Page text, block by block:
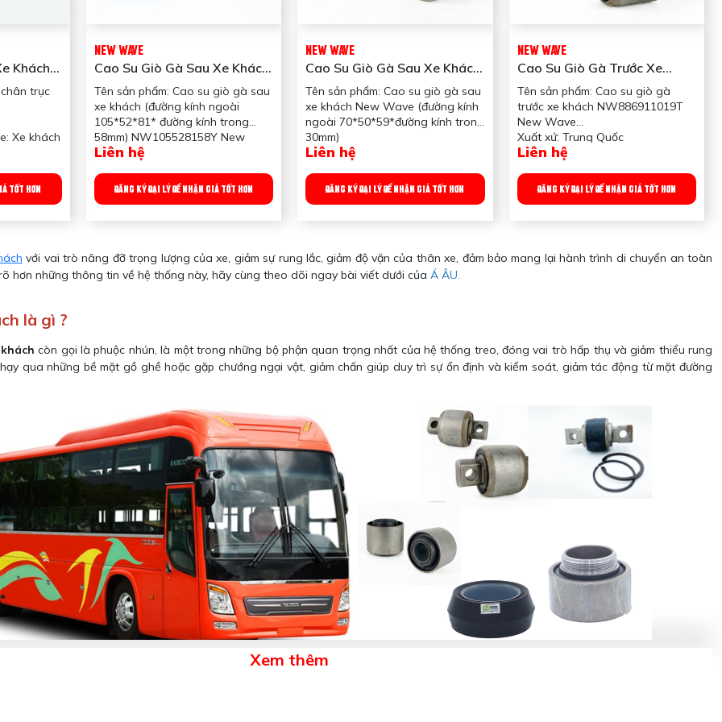
Khách
trục
Xe khách
TỐT HƠN
NEW WAVE
Cao Su Giò Gà Sau Xe Khách
(đường Kính Ngoài
105*52*81* Đường Kính
Trong 58mm)
NW105528158Y New Wave
Tên sản phẩm: Cao su giò gà sau
xe khách (đường kính ngoài
105*52*81* đường kính trong
58mm) NW105528158Y New
Wave
Ứng dụng: Dùng cho xe: Xe khách
Đường kính ngoài 105*52*81;
cho thanh giò gà
Quy chuẩn đóng gói: 12
Liên hệ
ĐĂNG KÝ ĐẠI LÝ ĐỂ NHẬN GIÁ TỐT HƠN
NEW WAVE
Cao Su Giò Gà Sau Xe Khách
New Wave (đường Kính
Ngoài 70*50*59*đường Kính
Trong 30mm)
Tên sản phẩm: Cao su giò gà sau
xe khách New Wave (đường kính
ngoài 70*50*59*đường kính trong
30mm)
Xuất xứ: Trung Quốc
Trọng lượng: 1000gr
Đường kính ngoài 70*50*59;
Quy chuẩn đóng gói: 24
cái/thùng; 1 xe 4 cái
Liên hệ
ĐĂNG KÝ ĐẠI LÝ ĐỂ NHẬN GIÁ TỐT HƠN
NEW WAVE
Cao Su Giò Gà Trước Xe
Khách New Wave
Tên sản phẩm: Cao su giò gà
trước xe khách NW886911019T
New Wave
Xuất xứ: Trung Quốc
Ứng dụng: Dùng cho xe: Xe khách
Công dụng sản phẩm: Giảm chấn
cho thanh giò gà
Liên hệ
ĐĂNG KÝ ĐẠI LÝ ĐỂ NHẬN GIÁ TỐT HƠN
với vai trò nâng đỡ trọng lượng của xe, giảm sự rung lắc, giảm độ vặn của thân xe, đảm bảo mang lại hành trình di chuyển an toàn
hơn những thông tin về hệ thống này, hãy cùng theo dõi ngay bài viết dưới của Á ÂU.
là gì ?
kháchcòn gọi là phuộc nhún, là một trong những bộ phận quan trọng nhất của hệ thống treo, đóng vai trò hấp thụ và giảm thiểu rung
qua những bề mặt gồ ghề hoặc gặp chướng ngại vật, giảm chấn giúp duy trì sự ổn định và kiểm soát, giảm tác động từ mặt đường
Xem thêm